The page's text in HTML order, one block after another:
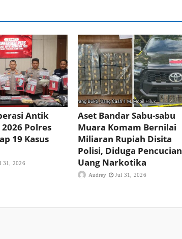
Antik
Polres
19 Kasus
31, 2026
Aset Bandar Sabu-sabu
Muara Komam Bernilai
Miliaran Rupiah Disita
Polisi, Diduga Pencucian
Uang Narkotika
Audrey Jul 31, 2026